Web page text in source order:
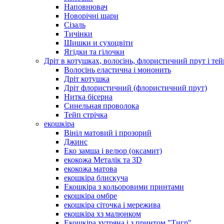
Наповнювач
Новорічні шари
Сізаль
Тичінки
Шишки и сухоцвіти
Ягідки та гілочки
Дріт в котушках, волосінь, флористичний прут і
Волосінь еластична і мононить
Дріт котушка
Дріт флористичний (флористичний прут)
Нитка бісерна
Синельная проволока
Тейп стрічка
екошкіра
Вініл матовий і прозорий
Джинс
Еко замша і велюр (оксамит)
екокожа Металік та 3D
екокожа матова
екошкіра блискуча
Екошкіра з кольоровими принтами
екошкіра омбре
екошкіра сіточка і мережива
екошкіра хз малюнком